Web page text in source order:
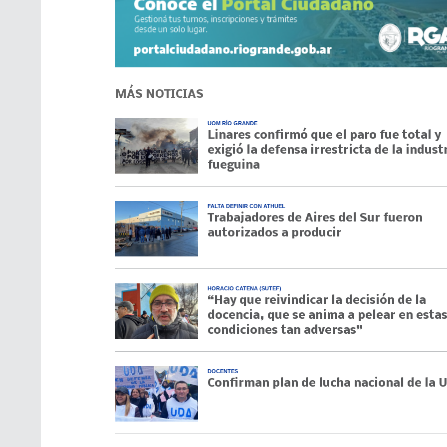
MÁS NOTICIAS
UOM RÍO GRANDE
Linares confirmó que el paro fue total y
exigió la defensa irrestricta de la
fueguina
FALTA DEFINIR CON ATHUEL
Trabajadores de Aires del Sur fueron
autorizados a producir
HORACIO CATENA (SUTEF)
“Hay que reivindicar la decisión de la
docencia, que se anima a pelear en
condiciones tan adversas”
DOCENTES
Confirman plan de lucha nacional de la